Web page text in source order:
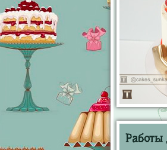
Работы